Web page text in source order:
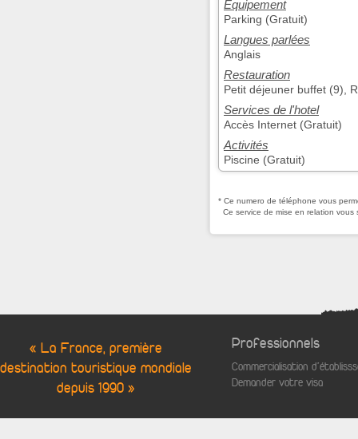
Equipement
Parking (Gratuit)
Langues parlées
Anglais
Restauration
Petit déjeuner buffet (9),
Services de l'hotel
Accès Internet (Gratuit)
Activités
Piscine (Gratuit)
* Ce numero de téléphone vous
Ce service de mise en relation
« La France, première
destination touristique mondiale
depuis 1990 »
Professionnels
Commercialisation
Demander votre visa